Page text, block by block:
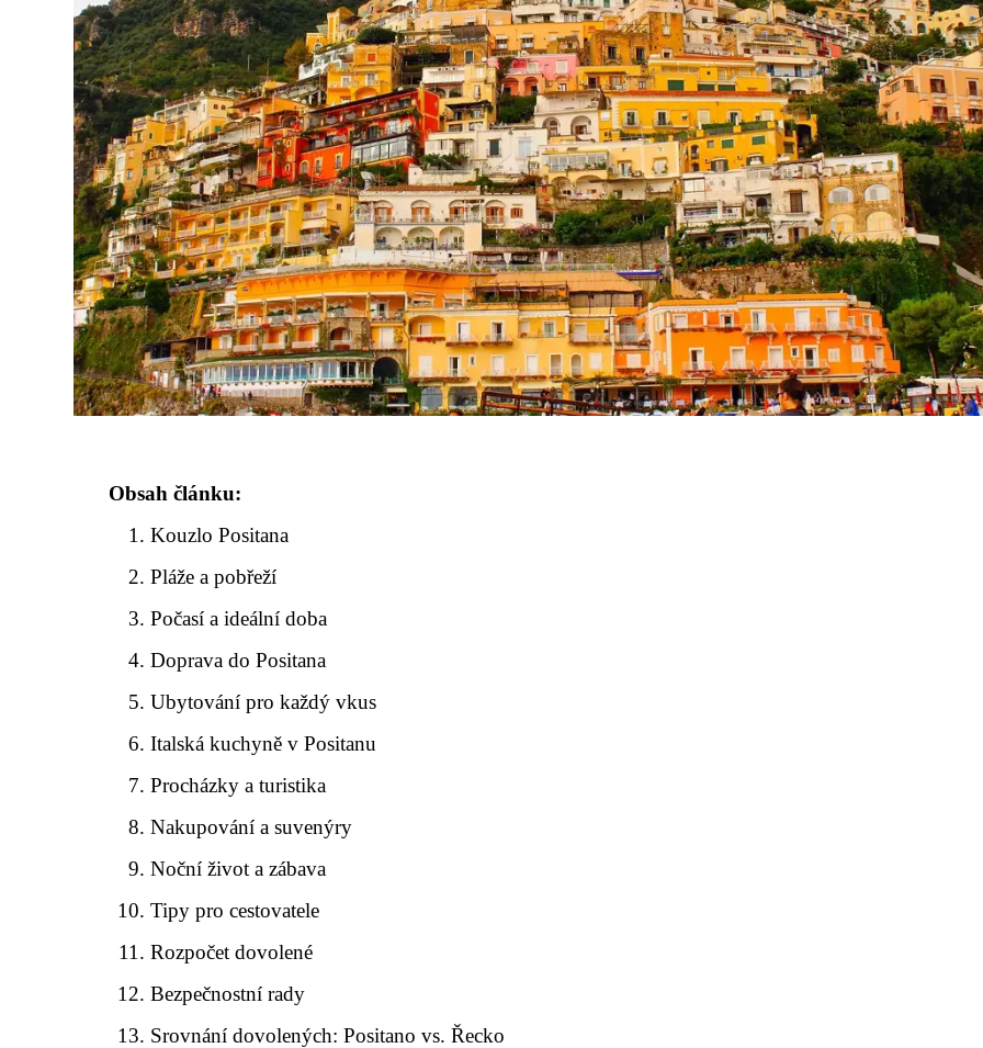
Obsah článku:
Kouzlo Positana
Pláže a pobřeží
Počasí a ideální doba
Doprava do Positana
Ubytování pro každý vkus
Italská kuchyně v Positanu
Procházky a turistika
Nakupování a suvenýry
Noční život a zábava
Tipy pro cestovatele
Rozpočet dovolené
Bezpečnostní rady
Srovnání dovolených: Positano vs. Řecko